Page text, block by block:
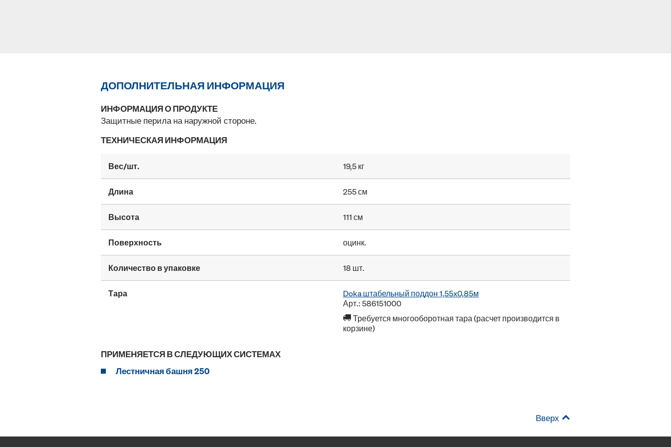
ДОПОЛНИТЕЛЬНАЯ ИНФОРМАЦИЯ
ИНФОРМАЦИЯ О ПРОДУКТЕ
Защитные перила на наружной стороне.
ТЕХНИЧЕСКАЯ ИНФОРМАЦИЯ
Вес/шт. 19,5 кг
Длина 255 см
Высота 111 см
Поверхность оцинк.
Количество в упаковке 18 шт.
Тара
Doka штабельный поддон 1,55x0,85м
Арт.: 586151000
Требуется многооборотная тара (расчет производится в
корзине)
ПРИМЕНЯЕТСЯ В СЛЕДУЮЩИХ СИСТЕМАХ
Лестничная башня 250
Вверх